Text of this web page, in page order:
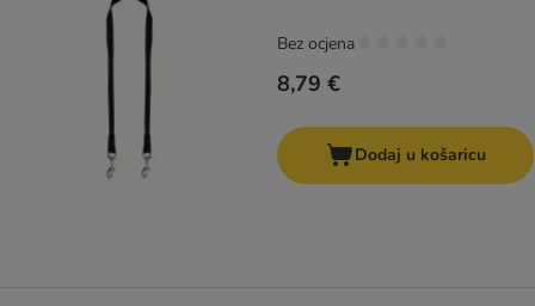
8,79 €
Bez ocjena
Dodaj u košaricu